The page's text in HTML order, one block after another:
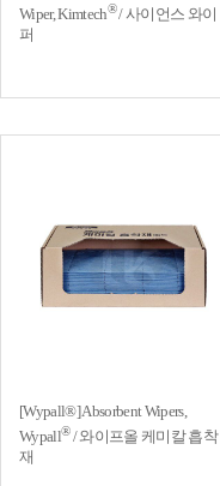
Wiper, Kimtech®/ 사이언스 와이
퍼
[Wypall®] Absorbent Wipers,
Wypall®/ 와이프올 케미칼 흡착
재